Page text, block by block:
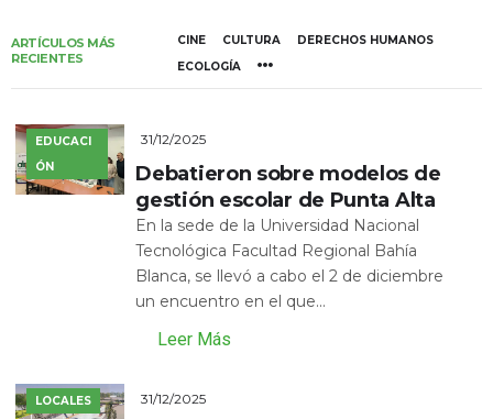
ARTÍCULOS MÁS
RECIENTES
CINE CULTURA
DERECHOS HUMANOS
ECOLOGÍA
EDUCACI
ÓN
31/12/2025
Debatieron sobre modelos de
gestión escolar de Punta Alta
En la sede de la Universidad Nacional
Tecnológica Facultad Regional Bahía
Blanca, se llevó a cabo el 2 de diciembre
un encuentro en el que...
Leer Más
LOCALES 31/12/2025